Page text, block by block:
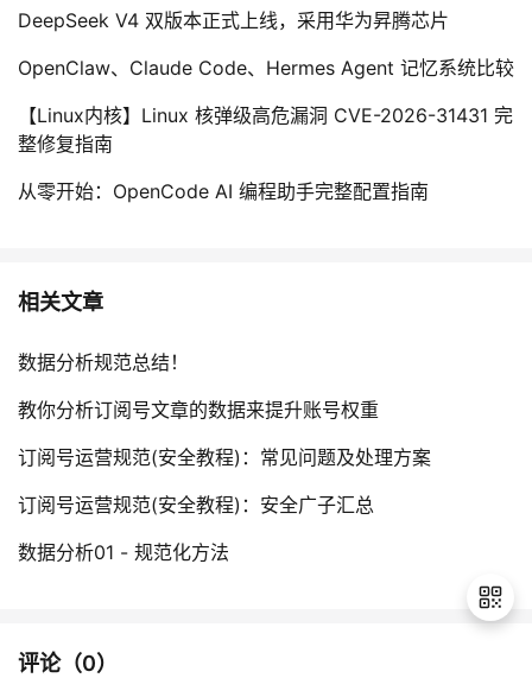
证
实
的
持
建
DeepSeek V4 双版本正式上线，采用华为昇腾芯片
OpenClaw、Claude Code、Hermes Agent 记忆系统比较
【Linux内核】Linux 核弹级高危漏洞 CVE-2026-31431 完
整修复指南
从零开始：OpenCode AI 编程助手完整配置指南
相关文章
数据分析规范总结！
教你分析订阅号文章的数据来提升账号权重
订阅号运营规范(安全教程)：常见问题及处理方案
订阅号运营规范(安全教程)：安全广子汇总
数据分析01 - 规范化方法
评论（0）